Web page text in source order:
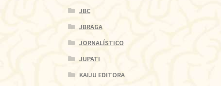
JBC
JBRAGA
JORNALÍSTICO
JUPATI
KAIJU EDITORA